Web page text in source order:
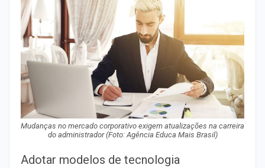
Mudanças no mercado corporativo exigem atualizações na carreira
do administrador (Foto: Agência Educa Mais Brasil)
Adotar modelos de tecnologia